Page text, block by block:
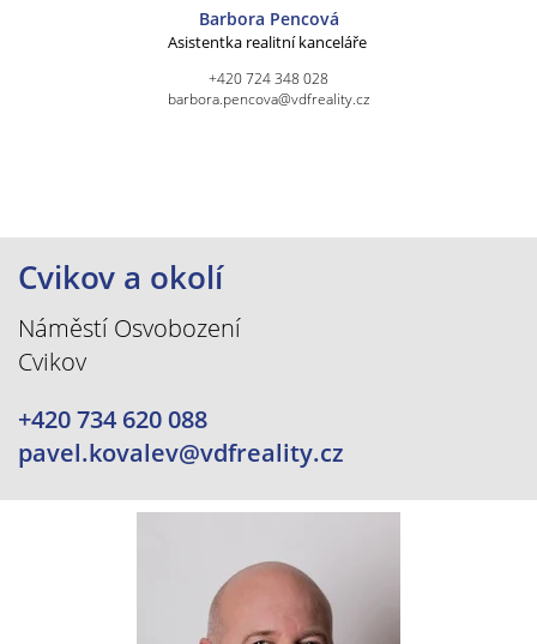
Barbora Pencová
Asistentka realitní kanceláře
+420 724 348 028
barbora.pencova@vdfreality.cz
Cvikov a okolí
Náměstí Osvobození
Cvikov
+420 734 620 088
pavel.kovalev@vdfreality.cz